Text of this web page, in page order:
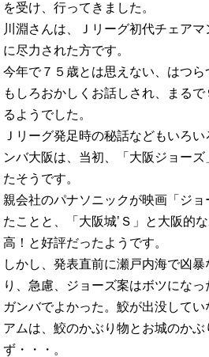
を受け、行ってきました。
川淵さんは、Ｊリーグ初代チェア
に尽力された方です。
今年で７５歳とは思えない、はつ
もしろおかしくお話しされ、まる
るようでした。
Ｊリーグ発足時の秘話などもいろ
ンバ大阪は、当初、「大阪ジョー
たそうです。
親会社のパナソニックが映画「ジ
たことと、「大阪城’Ｓ」と大阪的
高！と好評だったようです。
しかし、発表直前に瀬戸内海で凶
り、急慮、ジョーズ案はボツになっ
ガンバでよかった。鮫が出没して
アムは、鮫のかぶり物とお城のか
ず・・・。